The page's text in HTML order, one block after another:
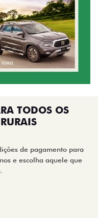
TODOS OS
de pagamento para
e escolha aquele que